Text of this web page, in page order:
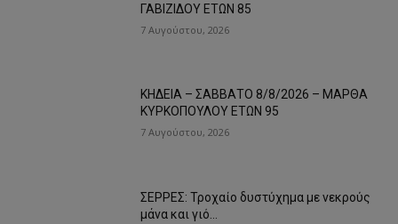
ΓΑΒΙΖΙΔΟΥ ΕΤΩΝ 85
7 Αυγούστου, 2026
ΚΗΔΕΙΑ – ΣΑΒΒΑΤΟ 8/8/2026 – ΜΑΡΘΑ
ΚΥΡΚΟΠΟΥΛΟΥ ΕΤΩΝ 95
7 Αυγούστου, 2026
ΣΕΡΡΕΣ: Τροχαίο δυστύχημα με νεκρούς
μάνα και γιό…